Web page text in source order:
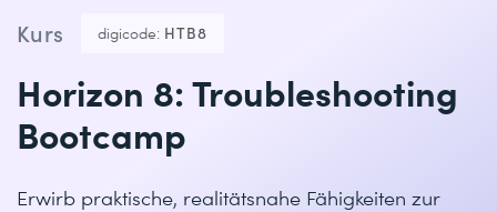
Kurs digicode: HTB8
Horizon 8: Troubleshooting
Bootcamp
Erwirb praktische, realitätsnahe Fähigkeiten zur